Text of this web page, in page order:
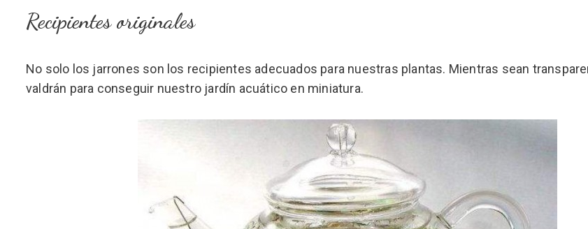
Recipientes originales
No solo los jarrones son los recipientes adecuados para nuestras plantas. Mientras sean
valdrán para conseguir nuestro jardín acuático en miniatura.